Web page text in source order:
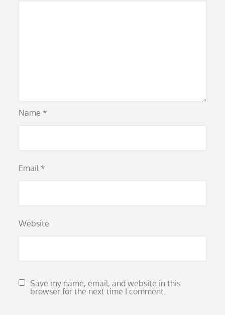
Name *
Email *
Website
Save my name, email, and website in this
browser for the next time I comment.